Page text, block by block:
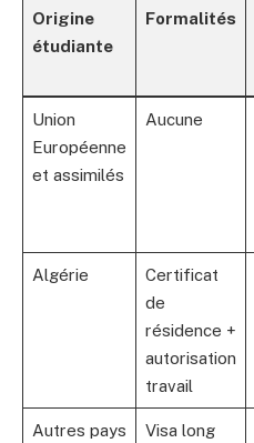
Origine
étudiante
Formalités
Union
Européenne
et assimilés
Aucune
Algérie
Certificat
de
résidence +
autorisation
travail
Autres pays
Visa long